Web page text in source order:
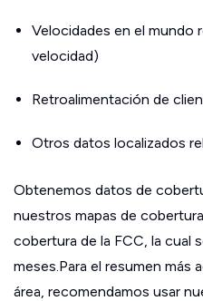
Velocidades en el mundo
velocidad)
Retroalimentación de
Otros datos localizados
Obtenemos datos de
nuestros mapas de
cobertura de la FCC, la cual
meses.Para el resumen más
área, recomendamos usar